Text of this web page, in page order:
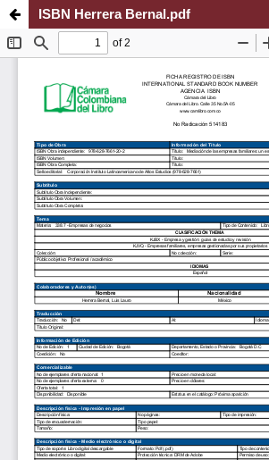
ISBN Herrera Bernal.pdf